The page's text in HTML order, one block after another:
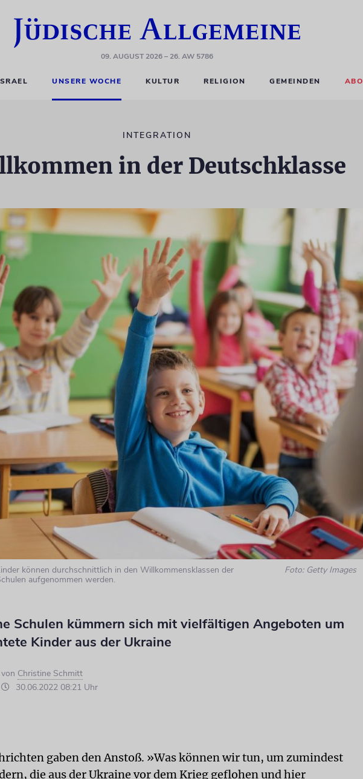
09. AUGUST 2026– 26. AW 5786
UNSERE WOCHE KULTUR RELIGION GEMEINDEN ABO
INTEGRATION
in der Deutschklasse
können durchschnittlich in den Willkommensklassen der
aufgenommen werden.
Foto: Getty Images
Schulen kümmern sich mit vielfältigen Angeboten um
Kinder aus der Ukraine
von Christine Schmitt
30.06.2022 08:21 Uhr
gaben den Anstoß. »Was können wir tun, um zumindest
die aus der Ukraine vor dem Krieg geflohen und hier